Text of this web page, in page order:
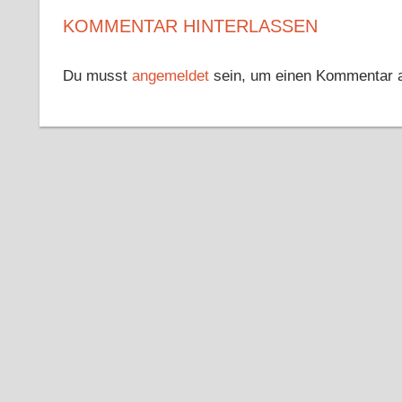
KOMMENTAR HINTERLASSEN
Du musst angemeldetsein, um einen Kommentar